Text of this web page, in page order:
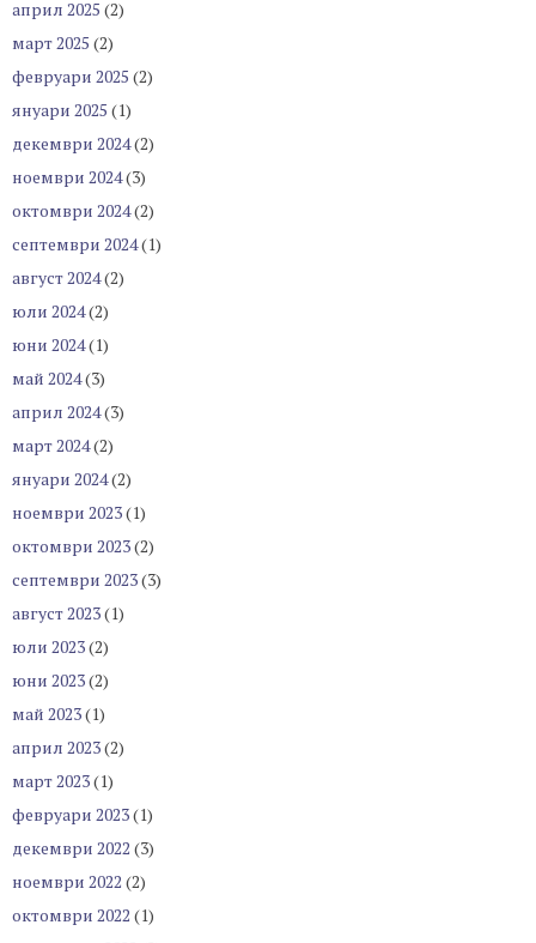
април 2025 (2)
март 2025 (2)
февруари 2025 (2)
януари 2025 (1)
декември 2024(2)
ноември 2024(3)
октомври 2024(2)
септември 2024(1)
август 2024(2)
юли 2024(2)
юни 2024(1)
май 2024(3)
април 2024(3)
март 2024(2)
януари 2024(2)
ноември 2023(1)
октомври 2023(2)
септември 2023(3)
август 2023(1)
юли 2023(2)
юни 2023(2)
май 2023(1)
април 2023(2)
март 2023(1)
февруари 2023(1)
декември 2022 (3)
ноември 2022 (2)
октомври 2022 (1)